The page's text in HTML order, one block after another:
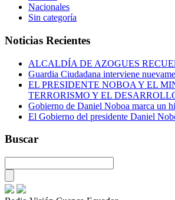
Nacionales
Sin categoría
Noticias Recientes
ALCALDÍA DE AZOGUES
Guardia Ciudadana interviene
EL PRESIDENTE NOBOA Y EL
TERRORISMO Y EL
Gobierno de Daniel Noboa marca un
El Gobierno del presidente Daniel
Buscar